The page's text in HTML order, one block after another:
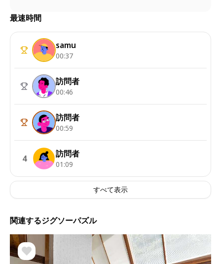
最速時間
samu
00:37
訪問者
00:46
訪問者
00:59
4 訪問者
01:09
すべて表示
関連するジグソーパズル